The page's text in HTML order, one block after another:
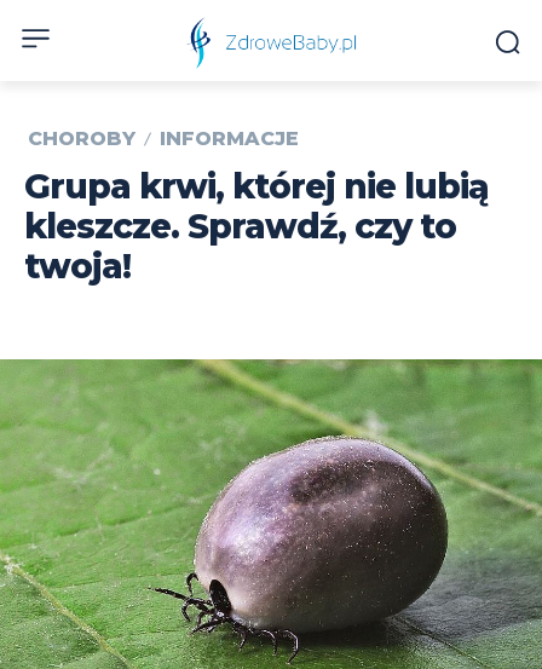
CHOROBY INFORMACJE
Grupa krwi, której nie lubią
kleszcze. Sprawdź, czy to
twoja!